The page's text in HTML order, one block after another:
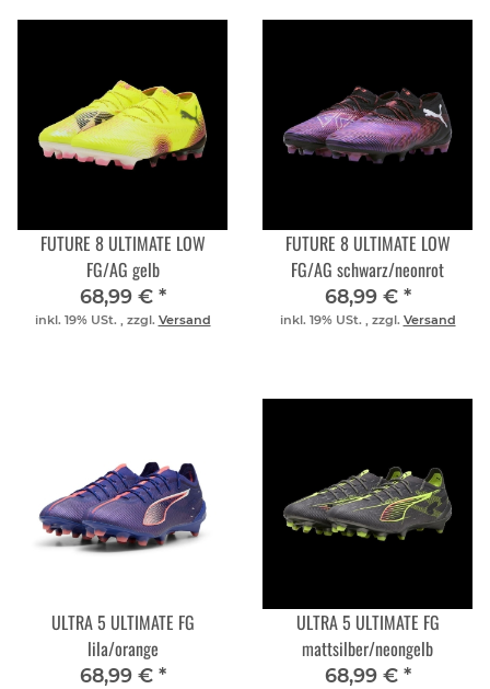
FUTURE 8 ULTIMATE LOW
FG/AG gelb
68,99 € *
inkl. 19% USt. , zzgl. Versand
FUTURE 8 ULTIMATE LOW
FG/AG schwarz/neonrot
68,99 € *
inkl. 19% USt. , zzgl. Versand
ULTRA 5 ULTIMATE FG
lila/orange
68,99 € *
ULTRA 5 ULTIMATE FG
mattsilber/neongelb
68,99 € *